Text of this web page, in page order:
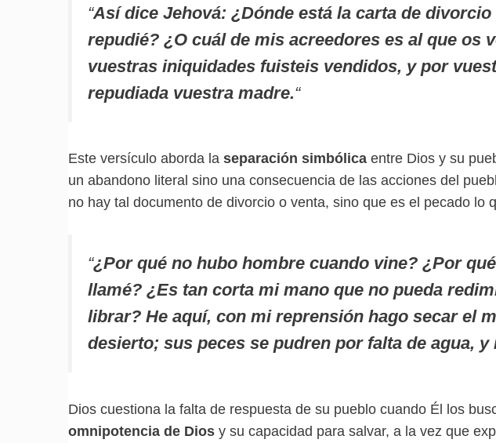
“Así dice Jehová: ¿Dónde está la carta de
repudié? ¿O cuál de mis acreedores es al que os
vuestras iniquidades fuisteis vendidos, y por
repudiada vuestra madre.“
Este versículo aborda la separación simbólica entre Dios y su
un abandono literal sino una consecuencia de las acciones del
no hay tal documento de divorcio o venta, sino que es el pecado lo
“¿Por qué no hubo hombre cuando vine? ¿Por
llamé? ¿Es tan corta mi mano que no pueda
librar? He aquí, con mi reprensión hago secar el
desierto; sus peces se pudren por falta de agua, y
Dios cuestiona la falta de respuesta de su pueblo cuando Él los
omnipotencia de Dios y su capacidad para salvar, a la vez que